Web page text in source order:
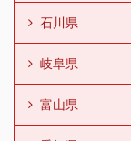
石川県
岐阜県
富山県